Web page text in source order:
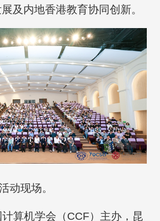
及内地香港教育协同创新。
动现场。
算机学会（CCF）主办，昆